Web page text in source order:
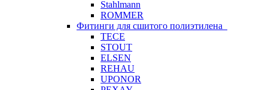
Stahlmann
ROMMER
Фитинги для сшитого полиэтилена
TECE
STOUT
ELSEN
REHAU
UPONOR